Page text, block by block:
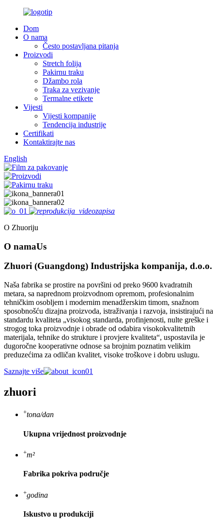
Dom
O nama
Često postavljana pitanja
Proizvodi
Stretch folija
Pakirnu traku
Džambo rola
Traka za vezivanje
Termalne etikete
Vijesti
Vijesti kompanije
Tendencija industrije
Certifikati
Kontaktirajte nas
English
O Zhuoriju
O namaUs
Zhuori (Guangdong) Industrijska kompanija, d.o.o.
Naša fabrika se prostire na površini od preko 9600 kvadratnih
metara, sa naprednom proizvodnom opremom, profesionalnim
tehničkim osobljem i modernim menadžerskim timom, snažnom
sposobnošću dizajna proizvoda, istraživanja i razvoja, insistirajući na
standardu kvaliteta „visokog standarda, profinjenosti, nulte greške i
strogog toka proizvodnje i obrade od odabira visokokvalitetnih
materijala, tehnike do strukture i provjere kvaliteta“, uspostavila je
dugoročne kooperativne odnose sa brojnim poznatim velikim
preduzećima za odličan kvalitet, visoke troškove i dobru uslugu.
Saznajte više
zhuori
+tona/dan
Ukupna vrijednost proizvodnje
+m²
Fabrika pokriva područje
+godina
Iskustvo u produkciji